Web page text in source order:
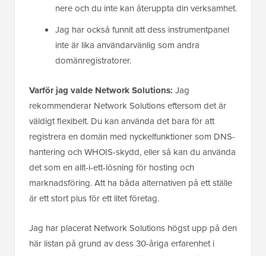
nere och du inte kan återuppta din verksamhet.
Jag har också funnit att dess instrumentpanel
inte är lika användarvänlig som andra
domänregistratorer.
Varför jag valde Network Solutions: Jag
rekommenderar Network Solutions eftersom det är
väldigt flexibelt. Du kan använda det bara för att
registrera en domän med nyckelfunktioner som DNS-
hantering och WHOIS-skydd, eller så kan du använda
det som en allt-i-ett-lösning för hosting och
marknadsföring. Att ha båda alternativen på ett ställe
är ett stort plus för ett litet företag.
Jag har placerat Network Solutions högst upp på den
här listan på grund av dess 30-åriga erfarenhet i